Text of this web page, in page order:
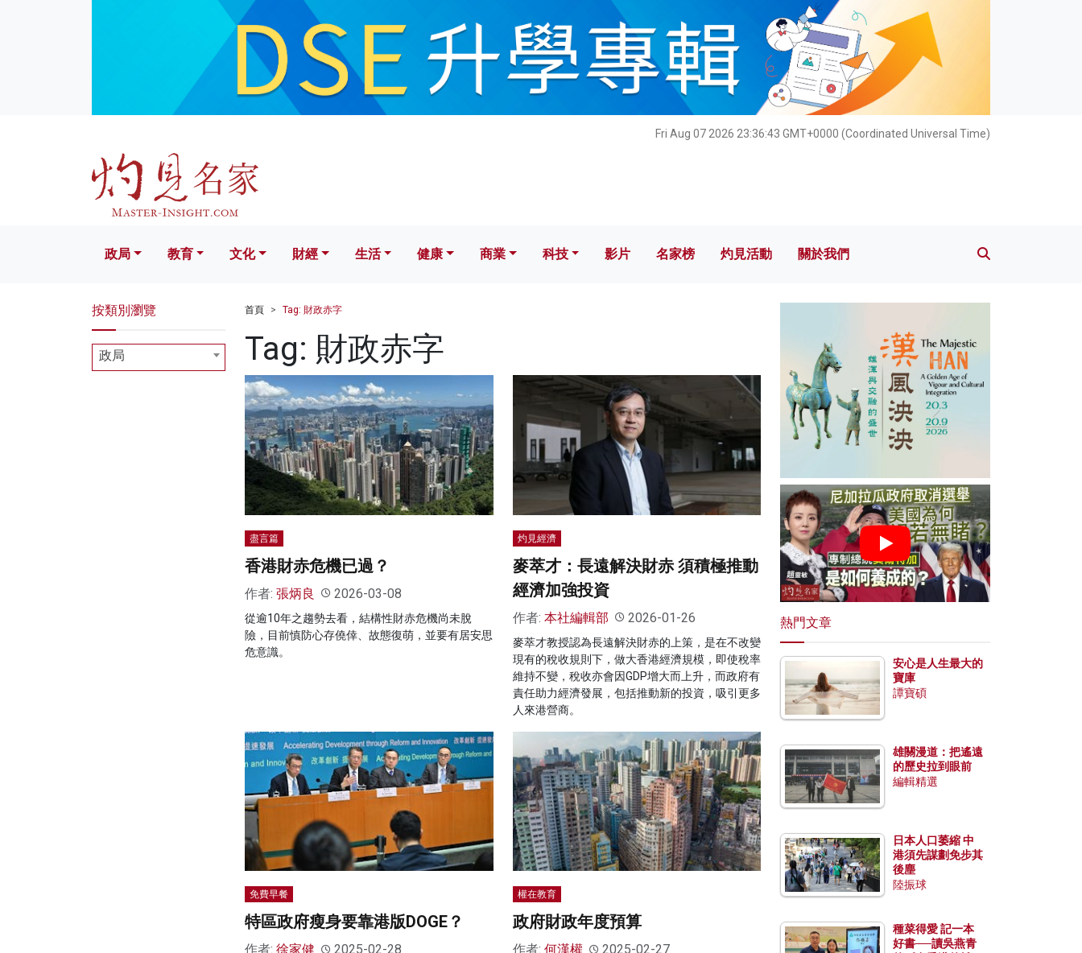
Fri Aug 07 2026 23:36:45 GMT+0000 (Coordinated Universal Time)
文化 財經 生活 健康 科技 影片 名家榜 灼見活動 關於我們
政局 教育 文化 財經 生活 健康 商業 科技 影片 名家榜 灼見活動 關於我們
首頁 Tag: 財政赤字
Tag: 財政赤字
盡言篇
香港財赤危機已過？
作者: 張炳良 2026-03-08
從逾10年之趨勢去看，結構性財赤危機尚未脫
險，目前慎防心存僥倖、故態復萌，並要有居安思
危意識。
灼見經濟
麥萃才：長遠解決財赤 須積極推動
經濟加強投資
作者: 本社編輯部 2026-01-26
麥萃才教授認為長遠解決財赤的上策，是在不改變
現有的稅收規則下，做大香港經濟規模，即使稅率
維持不變，稅收亦會因GDP增大而上升，而政府有
責任助力經濟發展，包括推動新的投資，吸引更多
人來港營商。
免費早餐
特區政府瘦身要靠港版DOGE？
作者: 徐家健 2025-02-28
權在教育
政府財政年度預算
作者: 何漢權 2025-02-27
按類別瀏覽
政局
熱門文章
安心是人生最大的
寶庫
譚寶碩
雄關漫道：把遙遠
的歷史拉到眼前
編輯精選
日本人口萎縮 中
港須先謀劃免步其
後塵
陸振球
種菜得愛 記一本
好書──讀吳燕青